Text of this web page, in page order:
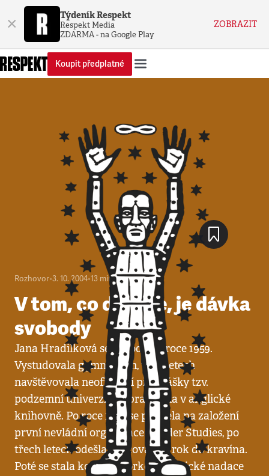
× Týdeník Respekt
Respekt Media
ZDARMA - na Google Play
ZOBRAZIT
Koupit předplatné
Rozhovor•3. 10. 2004•13 minut
V tom, co děláme, je dávka
svobody
Jana Hradilková se narodila v roce 1959.
Vystudovala gymnázium, v 80. letech
navštěvovala neoficiální přednášky tzv.
podzemní univerzity a pracovala v anglické
knihovně. Po roce 1989 se podílela na založení
první nevládní organizace Gender Studies, po
třech letech odešla pracovat na rok do kravína.
Poté se stala koordinátorkou americké nadace